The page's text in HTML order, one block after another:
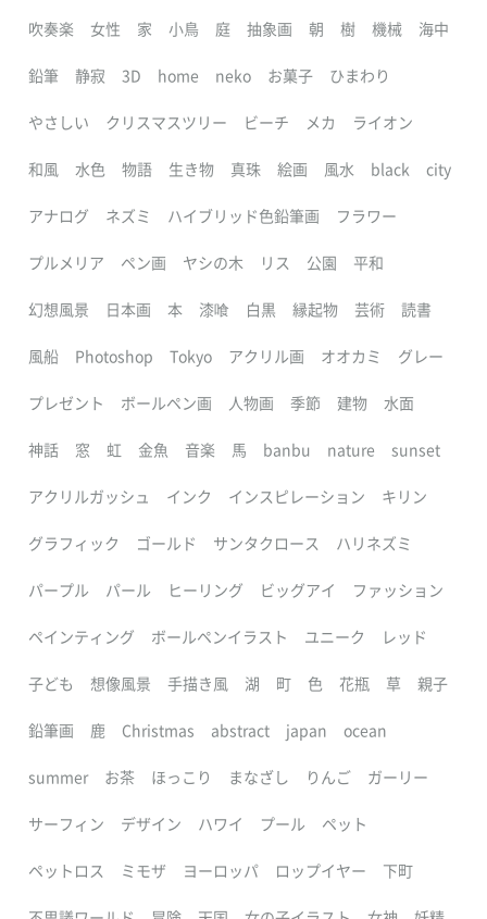
吹奏楽 女性 家 小鳥 庭 抽象画 朝 樹 機械 海中
鉛筆 静寂 3D home neko お菓子 ひまわり
やさしい クリスマスツリー ビーチ メカ ライオン
和風 水色 物語 生き物 真珠 絵画 風水 black city
アナログ ネズミ ハイブリッド色鉛筆画 フラワー
プルメリア ペン画 ヤシの木 リス 公園 平和
幻想風景 日本画 本 漆喰 白黒 縁起物 芸術 読書
風船 Photoshop Tokyo アクリル画 オオカミ グレー
プレゼント ボールペン画 人物画 季節 建物 水面
神話 窓 虹 金魚 音楽 馬 banbu nature sunset
アクリルガッシュ インク インスピレーション キリン
グラフィック ゴールド サンタクロース ハリネズミ
パープル パール ヒーリング ビッグアイ ファッション
ペインティング ボールペンイラスト ユニーク レッド
子ども 想像風景 手描き風 湖 町 色 花瓶 草 親子
鉛筆画 鹿 Christmas abstract japan ocean
summer お茶 ほっこり まなざし りんご ガーリー
サーフィン デザイン ハワイ プール ペット
ペットロス ミモザ ヨーロッパ ロップイヤー 下町